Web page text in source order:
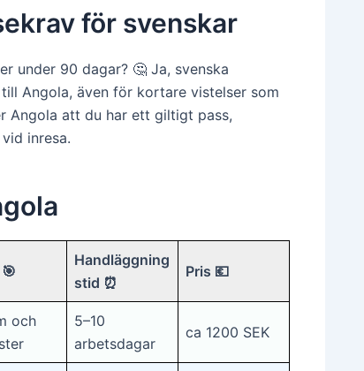
för svenskar
under 90 dagar? 🤔 Ja, svenska
Angola, även för kortare vistelser som
Angola att du har ett giltigt pass,
inresa.
Handläggning
stid ⏰
Pris 💶
och
5–10
arbetsdagar
ca 1200 SEK